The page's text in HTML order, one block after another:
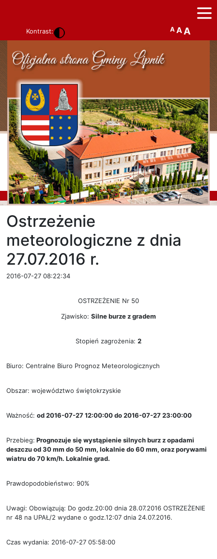
Kontrast: A AA
Ostrzeżenie
meteorologiczne z dnia
27.07.2016 r.
2016-07-27 08:22:34
OSTRZEŻENIE Nr 50
Zjawisko: Silne burze z gradem
Stopień zagrożenia: 2
Biuro: Centralne Biuro Prognoz Meteorologicznych
Obszar: województwo świętokrzyskie
Ważność: od 2016-07-27 12:00:00 do 2016-07-27 23:00:00
Przebieg: Prognozuje się wystąpienie silnych burz z opadami
deszczu od 30 mm do 50 mm, lokalnie do 60 mm, oraz porywami
wiatru do 70 km/h. Lokalnie grad.
Prawdopodobieństwo: 90%
Uwagi: Obowiązują: Do godz.20:00 dnia 28.07.2016 OSTRZEŻENIE
nr 48 na UPAŁ/2 wydane o godz.12:07 dnia 24.07.2016.
Czas wydania: 2016-07-27 05:58:00